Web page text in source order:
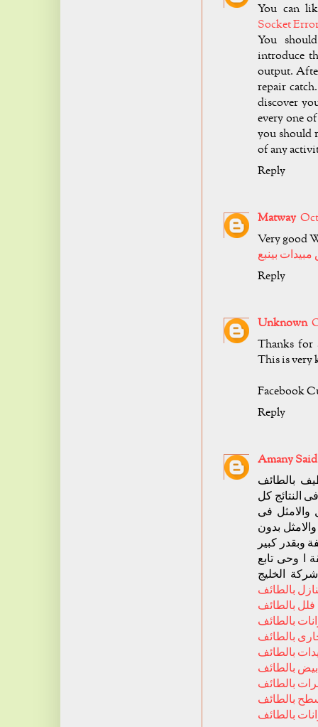
You can
Socket
You
introduce
output.
repair
discover
every one
you should
of any
Reply
Matway
Very good
بينبع
Reply
Unknown
Thanks for
This is very
Facebook
Reply
Amany Said
بالطائف
النتائج كل
والامثل فى
بدون
وبقدر كبير
ا وحى تابع
الخليج
بالطائف
بالطائف
بالطائف
بالطائف
بالطائف
بالطائف
بالطائف
بالطائف
بالطائف